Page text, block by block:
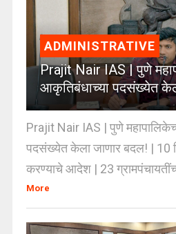
ADMINISTRATIVE
Prajit Nair IAS | पुणे
आकृतिबंधाच्या पदसंख्येत
Prajit Nair IAS | पुणे
पदसंख्येत केला जाणार बदल! | 10
करण्याचे आदेश | 23
More